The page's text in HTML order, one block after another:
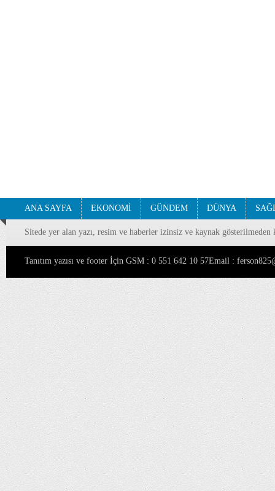
ANA SAYFA EKONOMİ GÜNDEM DÜNYA
Sitede yer alan yazı, resim ve haberler izinsiz ve kaynak gösterilmeden
Tanıtım yazısı ve footer İçin GSM : 0 551 642 10 57Email :